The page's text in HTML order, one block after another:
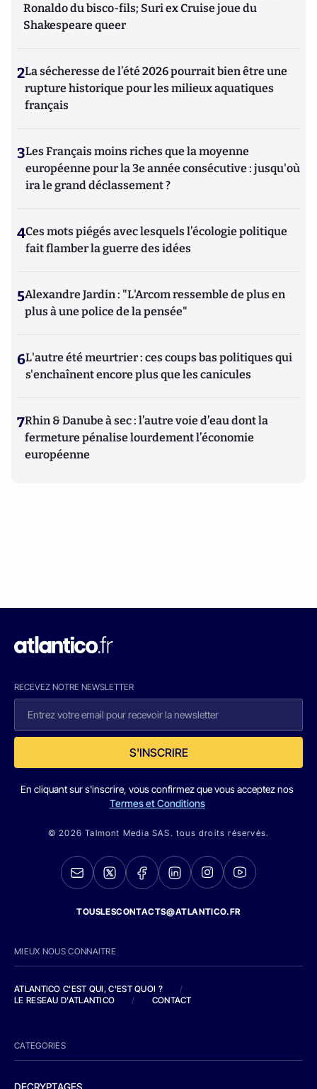
Ronaldo du bisco-fils; Suri ex Cruise joue du
Shakespeare queer
2La sécheresse de l’été 2026 pourrait bien être une
rupture historique pour les milieux aquatiques
français
3Les Français moins riches que la moyenne
européenne pour la 3e année consécutive : jusqu'où
ira le grand déclassement ?
4Ces mots piégés avec lesquels l’écologie politique
fait flamber la guerre des idées
5Alexandre Jardin : "L'Arcom ressemble de plus en
plus à une police de la pensée"
6L'autre été meurtrier : ces coups bas politiques qui
s'enchaînent encore plus que les canicules
7Rhin & Danube à sec : l’autre voie d’eau dont la
fermeture pénalise lourdement l’économie
européenne
RECEVEZ NOTRE NEWSLETTER
S'INSCRIRE
En cliquant sur s'inscrire, vous confirmez que vous acceptez nos
Termes et Conditions
© 2026 Talmont Media SAS. tous droits réservés.
TOUSLESCONTACTS@ATLANTICO.FR
MIEUX NOUS CONNAITRE
ATLANTICO C'EST QUI, C'EST QUOI ?
/
LE RESEAU D'ATLANTICO
/ CONTACT
CATEGORIES
DECRYPTAGES